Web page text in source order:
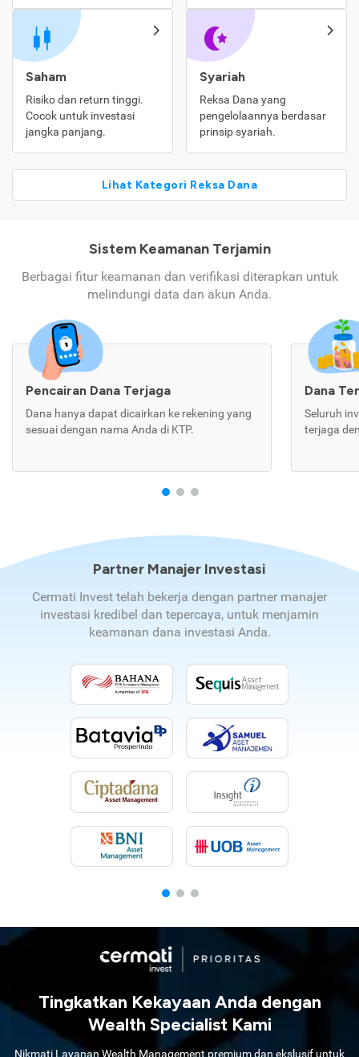
Saham
Risiko dan return tinggi.
Cocok untuk investasi
jangka panjang.
Syariah
Reksa Dana yang
pengelolaannya berdasar
prinsip syariah.
Lihat Kategori Reksa Dana
Sistem Keamanan Terjamin
Berbagai fitur keamanan dan verifikasi diterapkan untuk
melindungi data dan akun Anda.
Pencairan Dana Terjaga
Dana hanya dapat dicairkan ke rekening yang
sesuai dengan nama Anda di KTP.
Dana
Seluruh
terjaga
Partner Manajer Investasi
Cermati Invest telah bekerja dengan partner manajer
investasi kredibel dan tepercaya, untuk menjamin
keamanan dana investasi Anda.
Tingkatkan Kekayaan Anda dengan
Wealth Specialist Kami
Nikmati Layanan Wealth Management premium dan ekslusif untuk